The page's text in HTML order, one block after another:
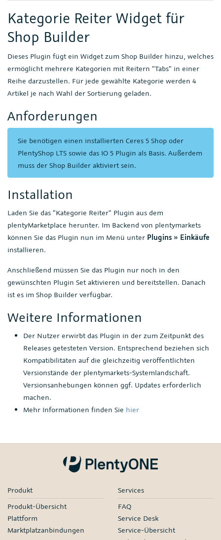
Kategorie Reiter Widget für
Shop Builder
Dieses Plugin fügt ein Widget zum Shop Builder hinzu, welches
ermöglicht mehrere Kategorien mit Reitern "Tabs" in einer
Reihe darzustellen. Für jede gewählte Kategorie werden 4
Artikel je nach Wahl der Sortierung geladen.
Anforderungen
Sie benötigen einen installierten Ceres 5 Shop oder
PlentyShop LTS sowie das IO 5 Plugin als Basis. Außerdem
muss der Shop Builder aktiviert sein.
Installation
Laden Sie das "Kategorie Reiter" Plugin aus dem
plentyMarketplace herunter. Im Backend von plentymarkets
können Sie das Plugin nun im Menü unter Plugins » Einkäufe
installieren.
Anschließend müssen Sie das Plugin nur noch in den
gewünschten Plugin Set aktivieren und bereitstellen. Danach
ist es im Shop Builder verfügbar.
Weitere Informationen
Der Nutzer erwirbt das Plugin in der zum Zeitpunkt des
Releases getesteten Version. Entsprechend beziehen sich
Kompatibilitäten auf die gleichzeitig veröffentlichten
Versionstände der plentymarkets-Systemlandschaft.
Versionsanhebungen können ggf. Updates erforderlich
machen.
Mehr Informationen finden Sie hier
Produkt
Produkt-Übersicht
Plattform
Marktplatzanbindungen
Services
FAQ
Service Desk
Service-Übersicht